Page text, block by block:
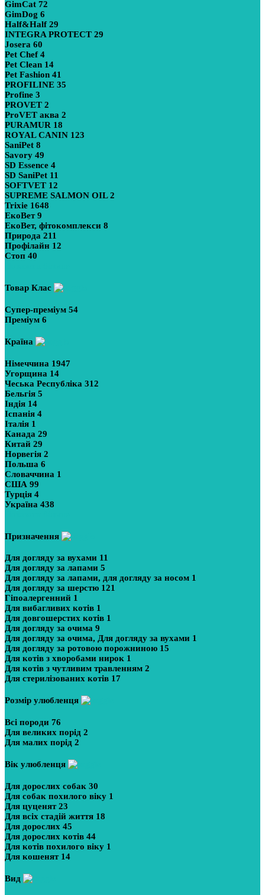
GimCat 72
GimDog 6
Half&Half 29
INTEGRA PROTECT 29
Josera 60
Pet Chef 4
Pet Clean 14
Pet Fashion 41
PROFILINE 35
Profine 3
PROVET 2
ProVET аква 2
PURAMUR 18
ROYAL CANIN 123
SaniPet 8
Savory 49
SD Essence 4
SD SaniPet 11
SOFTVET 12
SUPREME SALMON OIL2
Trixie 1648
ЕкоВет9
ЕкоВет, фітокомплекси 8
Природа 211
Профілайн 12
Стоп 40
Товар Клас
Супер-преміум 54
Преміум 6
Країна
Німеччина 1947
Угорщина 14
Чеська Республіка 312
Бельгія 5
Індія 14
Іспанія 4
Італія 1
Канада 29
Китай 29
Норвегія 2
Польша 6
Словаччина 1
США 99
Турція 4
Україна 438
Призначення
Для догляду за вухами 11
Для догляду за лапами 5
Для догляду за лапами, для догляду за носом 1
Для догляду за шерстю 121
Гіпоалергенний 1
Для вибагливих котів 1
Для довгошерстих котів 1
Для догляду за очима 9
Для догляду за очима, Для догляду за вухами 1
Для догляду за ротовою порожниною 15
Для котів з хворобами нирок 1
Для котів з чутливим травленням 2
Для стерилізованих котів 17
Розмір улюбленця
Всі породи 76
Для великих порід 2
Для малих порід 2
Вік улюбленця
Для дорослих собак 30
Для собак похилого віку 1
Для цуценят23
Для всіх стадій життя 18
Для дорослих 45
Для дорослих котів 44
Для котів похилого віку 1
Для кошенят 14
Вид